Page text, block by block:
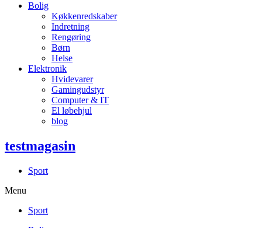
Bolig
Køkkenredskaber
Indretning
Rengøring
Børn
Helse
Elektronik
Hvidevarer
Gamingudstyr
Computer & IT
El løbehjul
blog
testmagasin
Sport
Menu
Sport